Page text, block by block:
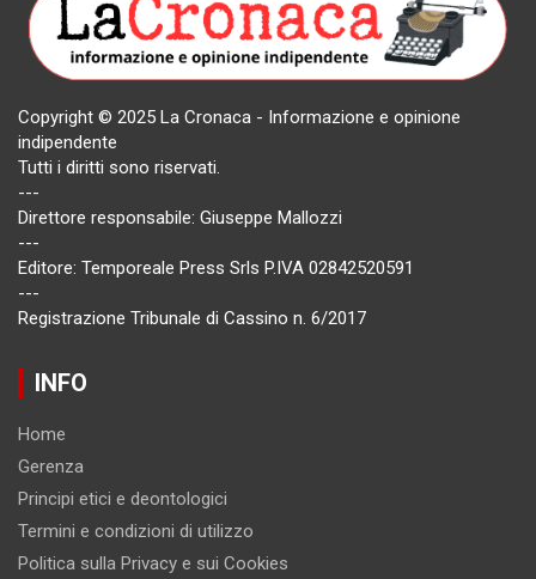
Copyright © 2025 La Cronaca - Informazione e opinione
indipendente
Tutti i diritti sono riservati.
---
Direttore responsabile: Giuseppe Mallozzi
---
Editore: Temporeale Press Srls P.IVA 02842520591
---
Registrazione Tribunale di Cassino n. 6/2017
INFO
Home
Gerenza
Principi etici e deontologici
Termini e condizioni di utilizzo
Politica sulla Privacy e sui Cookies